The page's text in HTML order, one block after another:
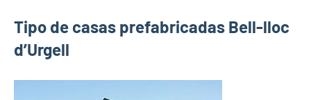
Tipo de casas prefabricadas Bell-lloc
d’Urgell